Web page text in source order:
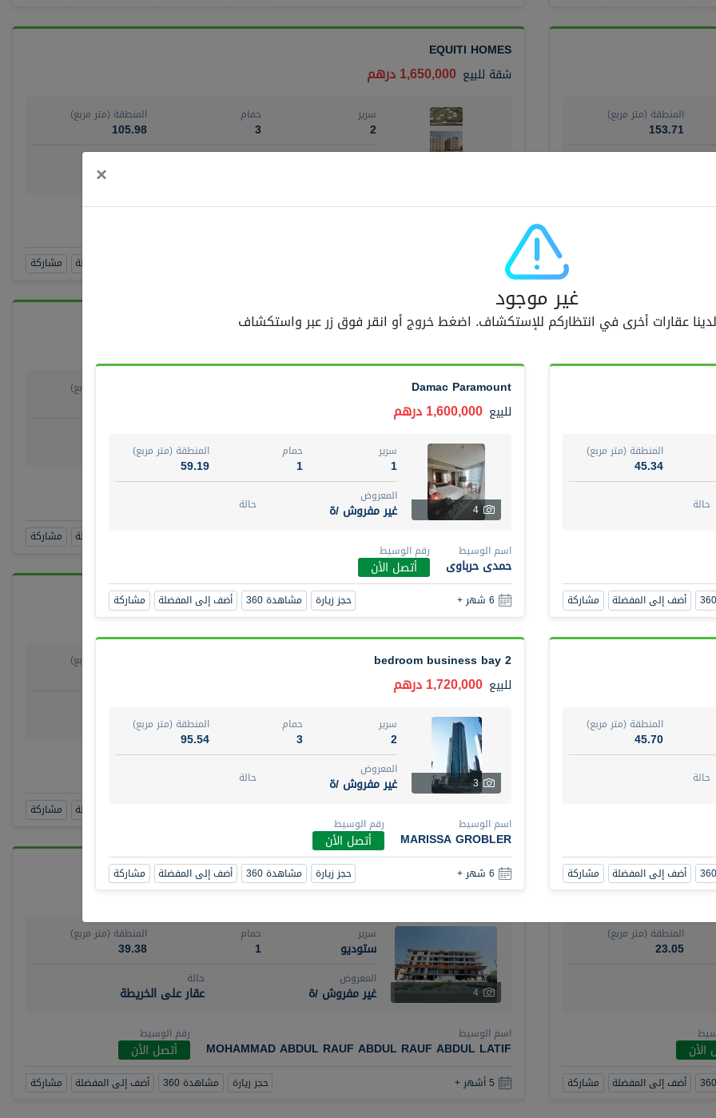
المنطقة (متر مربع)
153.71
مشاركة
EQUITI HOMES
شقة للبيع 1,650,000 درهم
سرير
2
حمام
3
المنطقة (متر مربع)
105.98
أضف إلى المفضلة مشاركة
3 Bedroom Villa
3
المنطقة (متر مربع)
جاهز
اسم الوسيط
GEORGES AL HABEL
رقم الوسيط
أتصل الأن
أضف إلى المفضلة مشاركة
الخريطة
1 Bed Room Fully furnished Vida Residence
8
سرير المنطقة (متر مربع)
جاهز
اسم الوسيط
BEKZAT ADAYEV
رقم الوسيط
أتصل الأن
أضف إلى المفضلة مشاركة
المنطقة (متر مربع)
23.05
الأن
أضف إلى المفضلة مشاركة
Harmony by Al Mizan
4
سرير
ستوديو
حمام
1
المنطقة (متر مربع)
39.38
المعروض
غير مفروش /ة
حالة
عقار على الخريطة
اسم الوسيط
MOHAMMAD ABDUL RAUF ABDUL RAUF ABDUL LATIF
رقم الوسيط
أتصل الأن
5 أشهر + حجز زيارة مشاهدة 360 أضف إلى المفضلة مشاركة
×
غير موجود
لدينا عقارات أخرى في انتظاركم للإستكشاف. اضغط خروج أو انقر فوق زر عبر واستكشاف
المنطقة (متر مربع)
45.34
حالة
أضف إلى المفضلة مشاركة
Damac Paramount
للبيع 1,600,000 درهم
4
سرير
1
حمام
1
المنطقة (متر مربع)
59.19
المعروض
غير مفروش /ة حالة
اسم الوسيط
حمدى حرباوى
رقم الوسيط
أتصل الأن
6 شهر + حجز زيارة مشاهدة 360 أضف إلى المفضلة مشاركة
المنطقة (متر مربع)
45.70
حالة
أضف إلى المفضلة مشاركة
2 bedroom business bay
للبيع 1,720,000 درهم
3
سرير
2
حمام
3
المنطقة (متر مربع)
95.54
المعروض
غير مفروش /ة حالة
اسم الوسيط
MARISSA GROBLER
رقم الوسيط
أتصل الأن
6 شهر + حجز زيارة مشاهدة 360 أضف إلى المفضلة مشاركة